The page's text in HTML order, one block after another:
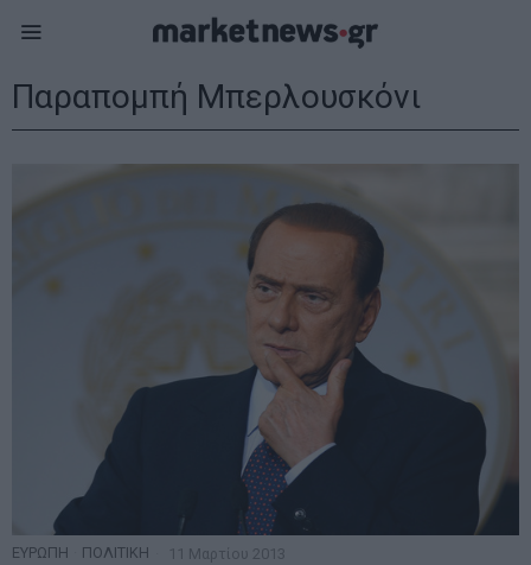
Παραπομπή Μπερλουσκόνι
ΕΥΡΩΠΗ ΠΟΛΙΤΙΚΗ 11 Μαρτίου 2013